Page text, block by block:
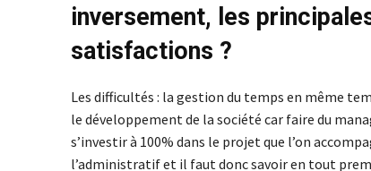
inversement, les
satisfactions ?
Les difficultés : la gestion du temps en même
le développement de la société car faire du
s’investir à 100% dans le projet que l’on
l’administratif et il faut donc savoir en tout